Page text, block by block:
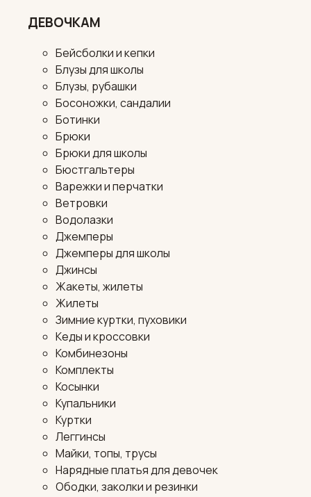
ДЕВОЧКАМ
Бейсболки и кепки
Блузы для школы
Блузы, рубашки
Босоножки, сандалии
Ботинки
Брюки
Брюки для школы
Бюстгальтеры
Варежки и перчатки
Ветровки
Водолазки
Джемперы
Джемперы для школы
Джинсы
Жакеты, жилеты
Жилеты
Зимние куртки, пуховики
Кеды и кроссовки
Комбинезоны
Комплекты
Косынки
Купальники
Куртки
Леггинсы
Майки, топы, трусы
Нарядные платья для девочек
Ободки, заколки и резинки